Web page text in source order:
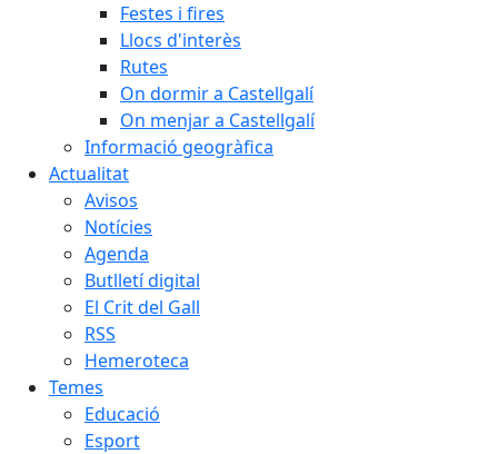
Festes i fires
Llocs d'interès
Rutes
On dormir a Castellgalí
On menjar a Castellgalí
Informació geogràfica
Actualitat
Avisos
Notícies
Agenda
Butlletí digital
El Crit del Gall
RSS
Hemeroteca
Temes
Educació
Esport